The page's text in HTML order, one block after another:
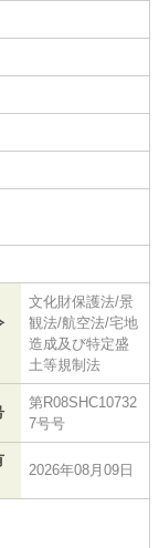
文化財保護法/景
観法/航空法/宅地
造成及び特定盛
土等規制法
第R08SHC10732
7号号
2026年08月09日